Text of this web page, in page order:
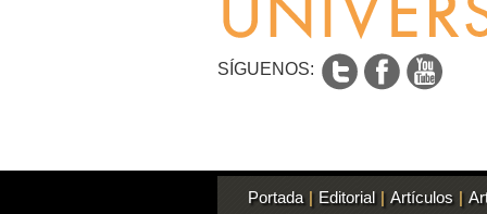
SÍGUENOS:
Portada | Editorial | Artículos |